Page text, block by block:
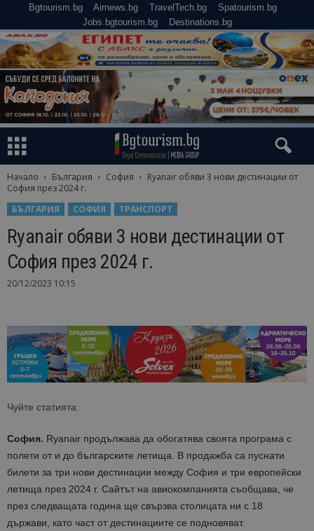
Bgtourism.bg Airnews.bg TravelTech.bg
Spatourism.bg
Jobs.bgtourism.bg
Destinations.bg
Начало България София
Ryanair обяви 3 нови дестинации от
София през 2024 г.
БЪЛГАРИЯ
СОФИЯ ТРАНСПОРТ
Ryanair обяви 3 нови дестинации от
София през 2024 г.
20/12/2023 10:15
Чуйте статията:
София. Ryanair продължава да обогатява своята програма с
полети от и до българските летища. В продажба са пуснати
билети за три нови дестинации между София и три европейски
летища през 2024 г. Сайтът на авиокомпанията съобщава, че
през следващата година ще свързва столицата ни с 18
държави, като част от дестинациите се подновяват.